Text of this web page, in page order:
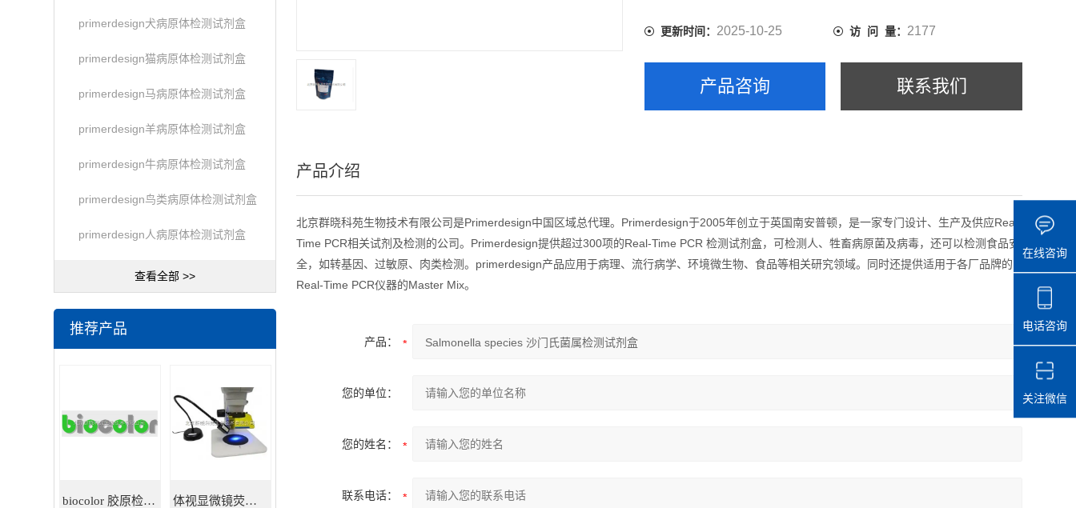
primerdesign犬病原体检测试剂盒
primerdesign猫病原体检测试剂盒
primerdesign马病原体检测试剂盒
primerdesign羊病原体检测试剂盒
primerdesign牛病原体检测试剂盒
primerdesign鸟类病原体检测试剂盒
primerdesign人病原体检测试剂盒
查看全部 >>
推荐产品
biocolor 胶原检测试剂盒 体视显微镜荧光适配器
更新时间： 2025-10-25 访 问 量： 2177
产品咨询 联系我们
产品介绍
北京群晓科苑生物技术有限公司是Primerdesign中国区域总代理。Primerdesign于2005年创立于英国南安普顿，是一家专门设计、生产及供应Real-
Time PCR相关试剂及检测的公司。Primerdesign提供超过300项的Real-Time PCR 检测试剂盒，可检测人、牲畜病原菌及病毒，还可以检测食品安
全，如转基因、过敏原、肉类检测。primerdesign产品应用于病理、流行病学、环境微生物、食品等相关研究领域。同时还提供适用于各厂品牌的
Real-Time PCR仪器的Master Mix。
产品：
您的单位：
您的姓名：
联系电话：
在线咨询
电话咨询
关注微信